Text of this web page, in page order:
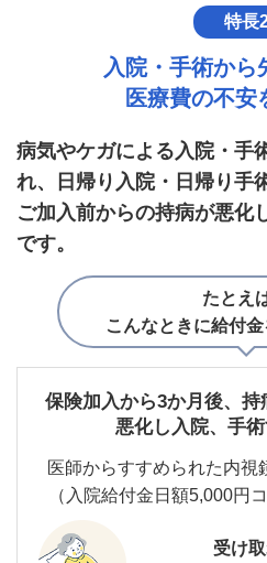
特長
入院・手術から
医療費の不安
病気やケガによる入院・手
れ、日帰り入院・日帰り手
ご加入前からの持病が悪化
です。
たとえ
こんなときに給付
保険加入から3か月後、
悪化し入院、手
医師からすすめられた内視
（入院給付金日額5,000円
受け